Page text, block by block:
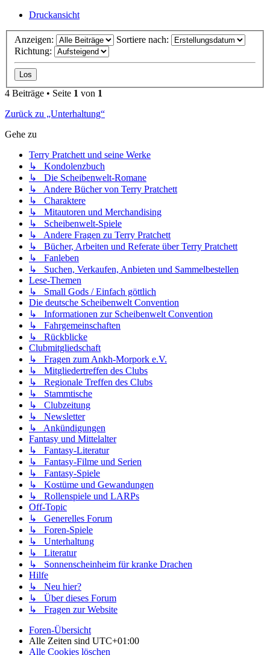
Druckansicht
Anzeigen:
Sortiere nach:
Richtung:
4 Beiträge • Seite 1 von 1
Zurück zu „Unterhaltung“
Gehe zu
Terry Pratchett und seine Werke
↳ Kondolenzbuch
↳ Die Scheibenwelt-Romane
↳ Andere Bücher von Terry Pratchett
↳ Charaktere
↳ Mitautoren und Merchandising
↳ Scheibenwelt-Spiele
↳ Andere Fragen zu Terry Pratchett
↳ Bücher, Arbeiten und Referate über Terry Pratchett
↳ Fanleben
↳ Suchen, Verkaufen, Anbieten und Sammelbestellen
Lese-Themen
↳ Small Gods / Einfach göttlich
Die deutsche Scheibenwelt Convention
↳ Informationen zur Scheibenwelt Convention
↳ Fahrgemeinschaften
↳ Rückblicke
Clubmitgliedschaft
↳ Fragen zum Ankh-Morpork e.V.
↳ Mitgliedertreffen des Clubs
↳ Regionale Treffen des Clubs
↳ Stammtische
↳ Clubzeitung
↳ Newsletter
↳ Ankündigungen
Fantasy und Mittelalter
↳ Fantasy-Literatur
↳ Fantasy-Filme und Serien
↳ Fantasy-Spiele
↳ Kostüme und Gewandungen
↳ Rollenspiele und LARPs
Off-Topic
↳ Generelles Forum
↳ Foren-Spiele
↳ Unterhaltung
↳ Literatur
↳ Sonnenscheinheim für kranke Drachen
Hilfe
↳ Neu hier?
↳ Über dieses Forum
↳ Fragen zur Website
Foren-Übersicht
Alle Zeiten sind UTC+01:00
Alle Cookies löschen